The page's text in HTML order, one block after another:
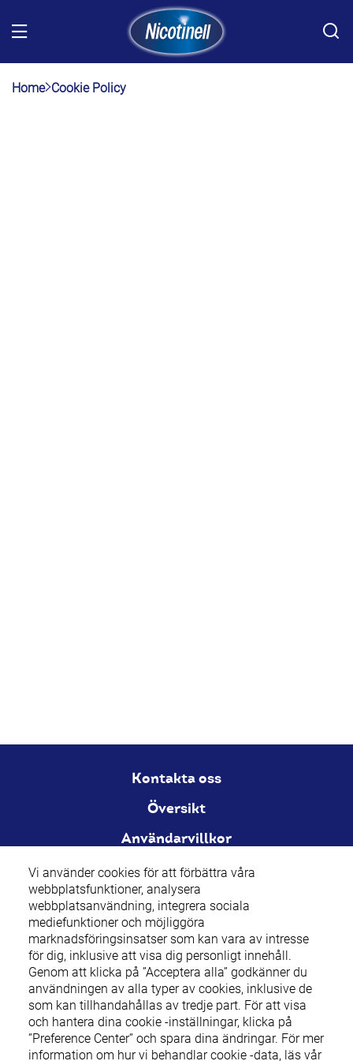
We use cookies to enhance our website
functionalities, analyse website usage, integrate
social media features, and enable any marketing
efforts that may of interest to you, including showing
you personalized content. By clicking “Accept All” you
consent to the use of all types of cookies, including
those which may be provided by third parties. To
view and manage your cookie preferences, click on
"Preference Centre" and save your changes. For
further details on how we process cookie data please
Vi använder cookies för att förbättra våra
webbplatsfunktioner, analysera
webbplatsanvändning, integrera sociala
mediefunktioner och möjliggöra
marknadsföringsinsatser som kan vara av intresse
för dig, inklusive att visa dig personligt innehåll.
Genom att klicka på ”Acceptera alla” godkänner du
användningen av alla typer av cookies, inklusive de
som kan tillhandahållas av tredje part. För att visa
och hantera dina cookie -inställningar, klicka på
”Preference Center” och spara dina ändringar. För mer
information om hur vi behandlar cookie -data, läs vår
Home Cookie Policy
Kontakta oss
Översikt
Användarvillkor
Sekretesspolicy
Cookie Policy
Cookie-inställningar
Nicotinell (nikotin) 2 mg och 4 mg tuggummin, 1 mg och 2 mg
sugtabletter, 7 mg/24 timmar, 14 mg/24 timmar och 21 mg/24